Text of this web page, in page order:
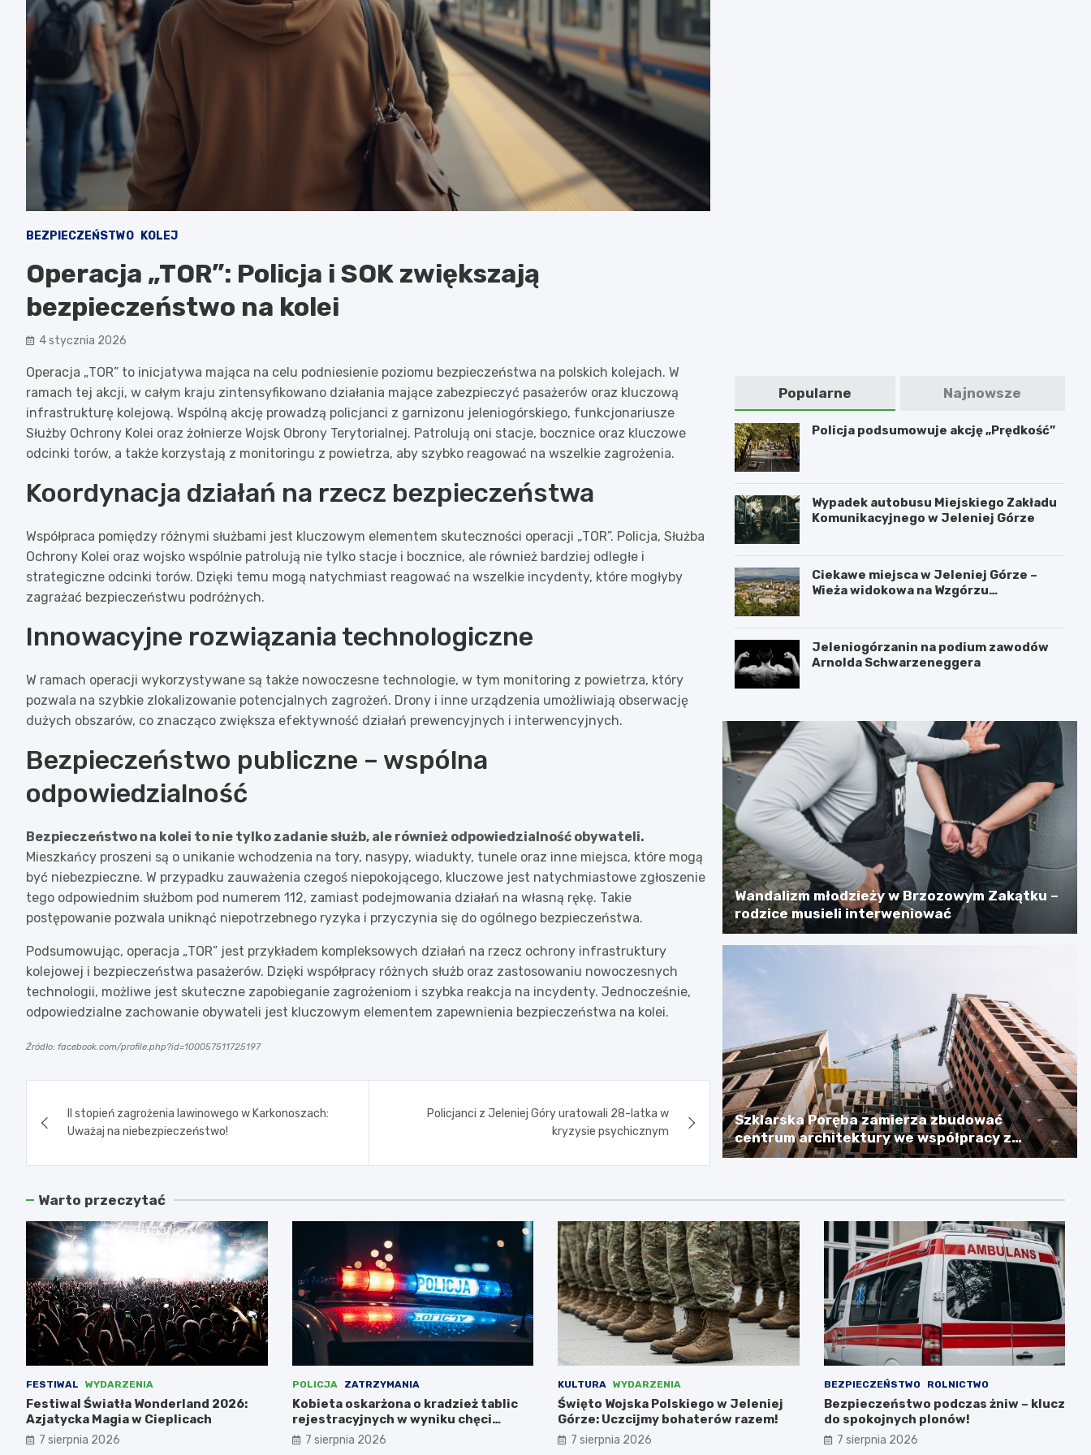
BEZPIECZEŃSTWO KOLEJ
Operacja „TOR”: Policja i SOK zwiększają
bezpieczeństwo na kolei
4 stycznia 2026
Operacja „TOR” to inicjatywa mająca na celu podniesienie poziomu bezpieczeństwa na polskich kolejach. W
ramach tej akcji, w całym kraju zintensyfikowano działania mające zabezpieczyć pasażerów oraz kluczową
infrastrukturę kolejową. Wspólną akcję prowadzą policjanci z garnizonu jeleniogórskiego, funkcjonariusze
Służby Ochrony Kolei oraz żołnierze Wojsk Obrony Terytorialnej. Patrolują oni stacje, bocznice oraz kluczowe
odcinki torów, a także korzystają z monitoringu z powietrza, aby szybko reagować na wszelkie zagrożenia.
Koordynacja działań na rzecz bezpieczeństwa
Współpraca pomiędzy różnymi służbami jest kluczowym elementem skuteczności operacji „TOR”. Policja, Służba
Ochrony Kolei oraz wojsko wspólnie patrolują nie tylko stacje i bocznice, ale również bardziej odległe i
strategiczne odcinki torów. Dzięki temu mogą natychmiast reagować na wszelkie incydenty, które mogłyby
zagrażać bezpieczeństwu podróżnych.
Innowacyjne rozwiązania technologiczne
W ramach operacji wykorzystywane są także nowoczesne technologie, w tym monitoring z powietrza, który
pozwala na szybkie zlokalizowanie potencjalnych zagrożeń. Drony i inne urządzenia umożliwiają obserwację
dużych obszarów, co znacząco zwiększa efektywność działań prewencyjnych i interwencyjnych.
Bezpieczeństwo publiczne – wspólna
odpowiedzialność
Bezpieczeństwo na kolei to nie tylko zadanie służb, ale również odpowiedzialność obywateli.
Mieszkańcy proszeni są o unikanie wchodzenia na tory, nasypy, wiadukty, tunele oraz inne miejsca, które mogą
być niebezpieczne. W przypadku zauważenia czegoś niepokojącego, kluczowe jest natychmiastowe zgłoszenie
tego odpowiednim służbom pod numerem 112, zamiast podejmowania działań na własną rękę. Takie
postępowanie pozwala uniknąć niepotrzebnego ryzyka i przyczynia się do ogólnego bezpieczeństwa.
Podsumowując, operacja „TOR” jest przykładem kompleksowych działań na rzecz ochrony infrastruktury
kolejowej i bezpieczeństwa pasażerów. Dzięki współpracy różnych służb oraz zastosowaniu nowoczesnych
technologii, możliwe jest skuteczne zapobieganie zagrożeniom i szybka reakcja na incydenty. Jednocześnie,
odpowiedzialne zachowanie obywateli jest kluczowym elementem zapewnienia bezpieczeństwa na kolei.
Źródło: facebook.com/profile.php?id=100057511725197
wpisuII stopień zagrożenia lawinowego w Karkonoszach:
Uważaj na niebezpieczeństwo!
Policjanci z Jeleniej Góry uratowali 28-latka w
kryzysie psychicznym
Popularne Najnowsze
Policja podsumowuje akcję „Prędkość”
Wypadek autobusu Miejskiego Zakładu
Komunikacyjnego w Jeleniej Górze
Ciekawe miejsca w Jeleniej Górze –
Wieża widokowa na Wzgórzu
Jeleniogórzanin na podium zawodów
Arnolda Schwarzeneggera
Wandalizm młodzieży w Brzozowym Zakątku –
rodzice musieli interweniować
Szklarska Poręba zamierza zbudować
centrum architektury we współpracy z
Niemcami, licząc na dotację w wysokości
Warto przeczytać
FESTIWAL WYDARZENIA
Festiwal Światła Wonderland 2026:
Azjatycka Magia w Cieplicach
7 sierpnia 2026
POLICJA ZATRZYMANIA
Kobieta oskarżona o kradzież tablic
rejestracyjnych w wyniku chęci
pomocy koleżance
7 sierpnia 2026
KULTURA WYDARZENIA
Święto Wojska Polskiego w Jeleniej
Górze: Uczcijmy bohaterów razem!
7 sierpnia 2026
BEZPIECZEŃSTWO ROLNICTWO
Bezpieczeństwo podczas żniw – klucz
do spokojnych plonów!
7 sierpnia 2026